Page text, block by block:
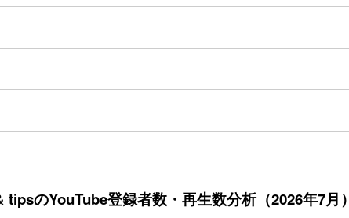
のYouTube登録者数・再生数分析（2026年7月）